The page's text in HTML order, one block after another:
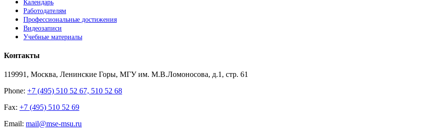
Календарь
Работодателям
Профессиональные достижения
Видеозаписи
Учебные материалы
Контакты
119991, Москва, Ленинские Горы, МГУ им. М.В.Ломоносова, д.1, стр. 61
Phone: +7 (495) 510 52 67, 510 52 68
Fax: +7 (495) 510 52 69
Email: mail@mse-msu.ru